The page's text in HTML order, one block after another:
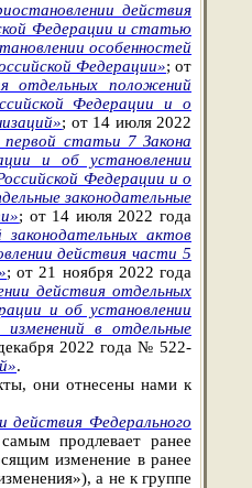
действия
Федерации и статью
особенностей
Федерации»; от
отдельных положений
Федерации и о
; от 14 июля 2022
статьи 7 Закона
и об установлении
Федерации и о
законодательные
; от 14 июля 2022 года
актов
действия части 5
; от 21 ноября 2022 года
действия отдельных
и об установлении
изменений в отдельные
2022 года № 522-
.
они отнесены нами к
действия Федерального
продлевает ранее
изменение в ранее
а не к группе